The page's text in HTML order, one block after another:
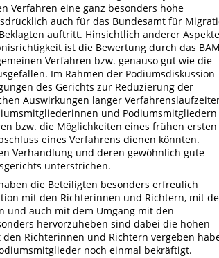
Verfahren eine ganz besonders hohe
auch für das Bundesamt für
auftritt. Hinsichtlich anderer Aspekte
ist die Bewertung durch das
Verfahren bzw. genauso gut wie die
Im Rahmen der Podiumsdiskussion
des Gerichts zur Reduzierung der
Auswirkungen langer
und Podiumsmitgliedern
bzw. die Möglichkeiten eines frühen ersten
eines Verfahrens dienen könnten.
Verhandlung und deren gewöhnlich gute
unterstrichen.
die Beteiligten besonders erfreulich
mit den Richterinnen und Richtern, mit
und auch mit dem Umgang mit den
hervorzuheben sind dabei die hohen
Richterinnen und Richtern vergeben
noch einmal bekräftigt.